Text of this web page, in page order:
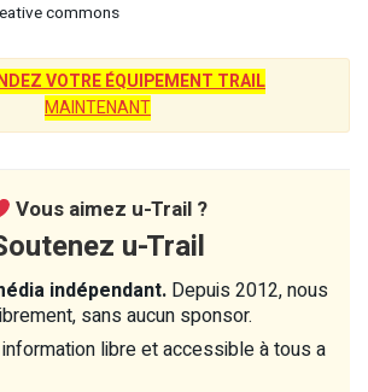
commons
VOTRE ÉQUIPEMENT TRAIL
MAINTENANT
Vous aimez u-Trail ?
u-Trail
indépendant. Depuis 2012, nous
sans aucun sponsor.
libre et accessible à tous a